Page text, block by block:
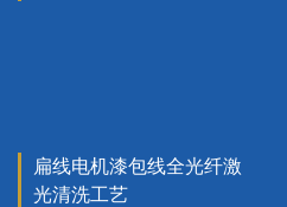
扁线电机漆包线全光纤激
光清洗工艺